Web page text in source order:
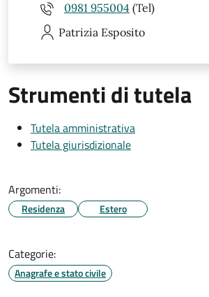
0981 955004 (Tel)
Patrizia Esposito
Strumenti di tutela
Tutela amministrativa
Tutela giurisdizionale
Argomenti:
Residenza Estero
Categorie:
Anagrafe e stato civile